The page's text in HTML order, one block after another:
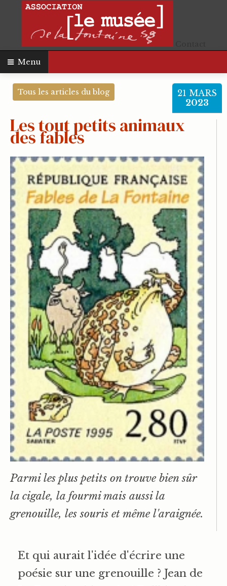
Menu
Tous les articles du blog 21 MARS
2023
Les tout petits animaux
des fables
Parmi les plus petits on trouve bien sûr
la cigale, la fourmi mais aussi la
grenouille, les souris et même l'araignée.
Et qui aurait l'idée d'écrire une
poésie sur une grenouille ? Jean de